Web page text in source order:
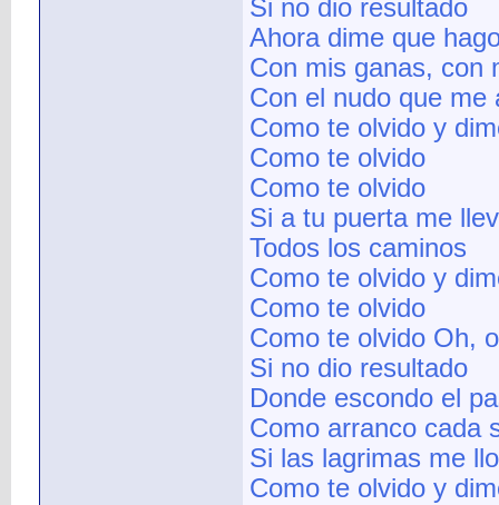
Si no dio resultado
Ahora dime que
Con mis ganas, con
Con el nudo que me
Como te olvido y
Como te olvido
Como te olvido
Si a tu puerta me
Todos los caminos
Como te olvido y
Como te olvido
Como te olvido Oh,
Si no dio resultado
Donde escondo el
Como arranco cada
Si las lagrimas me
Como te olvido y